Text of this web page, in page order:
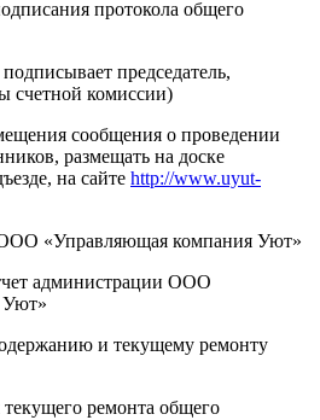
протокола общего
председатель,
счетной комиссии)
сообщения о проведении
размещать на доске
на сайте http://www.uyut-
ООО «Управляющая компания Уют»
администрации ООО
Уют»
и текущему ремонту
ремонта общего